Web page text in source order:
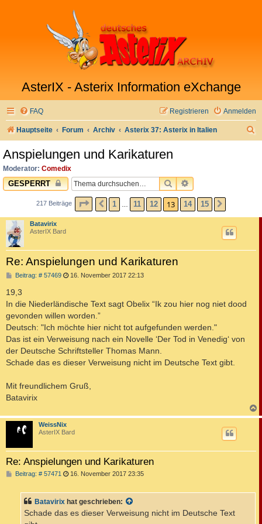
AsterIX - Asterix Information eXchange
FAQ Anmelden
Registrieren
Hauptseite Forum Archiv Asterix 37: Asterix in Italien
Anspielungen und Karikaturen
Moderator: Comedix
GESPERRT SUCHEERWEITERTE
217 Beiträge SEITE13 VON 15
VORHERIGE
1 11 12 13 14 15
Batavirix
AsterIX Bard
Re: Anspielungen und Karikaturen
Beitrag: # 57469B
r
g
16. November 2017 22:13
19,3
In die Niederländische Text sagt Obelix “Ik zou hier nog niet dood
gevonden willen worden.”
Deutsch: "Ich möchte hier nicht tot aufgefunden werden."
Das ist ein Verweisung nach ein Novelle ‘Der Tod in Venedig‘ von
der Deutsche Schriftsteller Thomas Mann.
Schade das es dieser Verweisung nicht im Deutsche Text gibt.
Mit freundlichem Gruß,
Batavirix
a
WeissNix
AsterIX Bard
Re: Anspielungen und Karikaturen
Beitrag: # 57471 B
r
a
16. November 2017 23:35
Batavirix hat geschrieben:
Schade das es dieser Verweisung nicht im Deutsche Text